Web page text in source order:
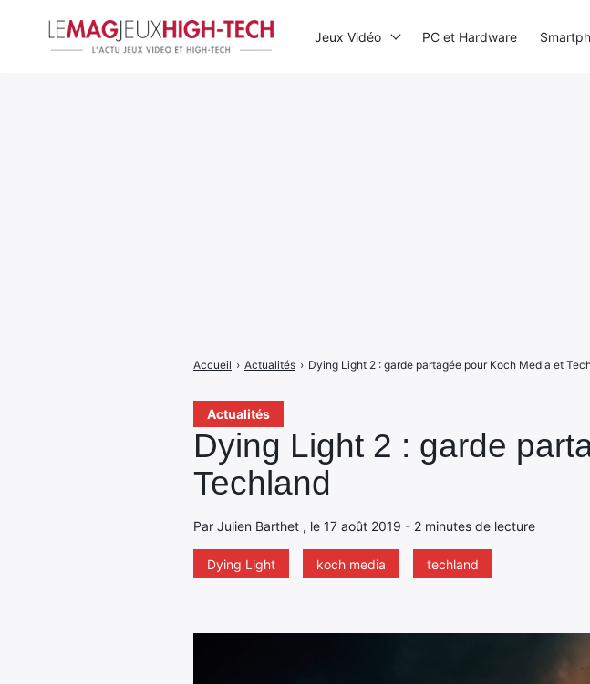
Actualités
Dying Light 2 : garde
Techland
Par Julien Barthet , le 17 août 2019 - 2 minutes de lecture
Dying Light koch media techland
Accueil › Actualités › Dying Light 2 : garde partagée pour Koch Media et
Jeux Vidéo PC et Hardware